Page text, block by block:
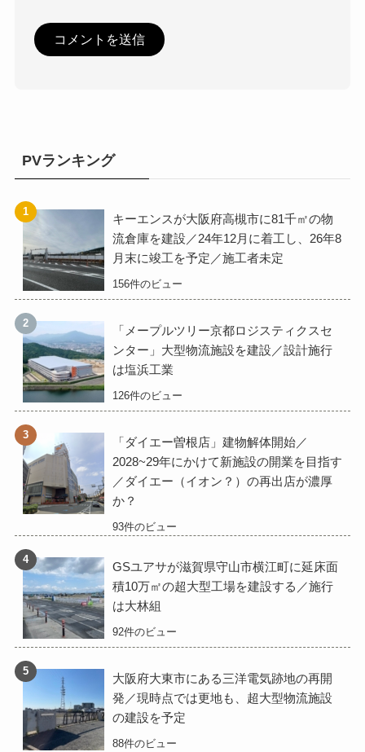
PVランキング
キーエンスが大阪府高槻市に81千㎡の物
流倉庫を建設／24年12月に着工し、26年8
月末に竣工を予定／施工者未定
156件のビュー
「メープルツリー京都ロジスティクスセ
ンター」大型物流施設を建設／設計施行
は塩浜工業
126件のビュー
「ダイエー曽根店」建物解体開始／
2028~29年にかけて新施設の開業を目指す
／ダイエー（イオン？）の再出店が濃厚
か？
93件のビュー
GSユアサが滋賀県守山市横江町に延床面
積10万㎡の超大型工場を建設する／施行
は大林組
92件のビュー
大阪府大東市にある三洋電気跡地の再開
発／現時点では更地も、超大型物流施設
の建設を予定
88件のビュー